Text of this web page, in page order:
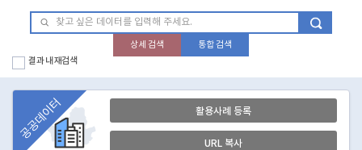
상세 검색
통합 검색
결과 내 재검색
공공데이터 활용사례 등록
URL 복사